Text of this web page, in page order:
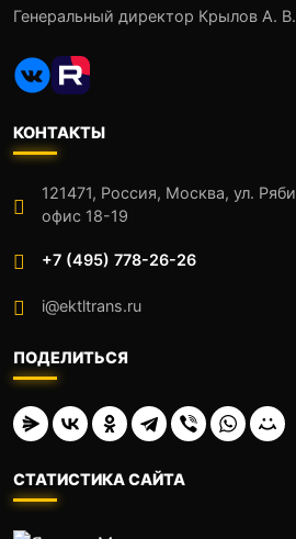
Генеральный директор Крылов А. В.
КОНТАКТЫ
121471, Россия, Москва, ул.
офис 18-19
+7 (495) 778-26-26
i@ektltrans.ru
ПОДЕЛИТЬСЯ
СТАТИСТИКА САЙТА